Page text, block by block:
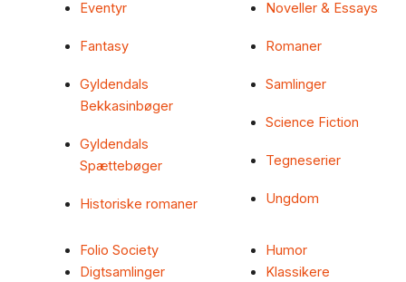
Eventyr
Fantasy
Gyldendals
Bekkasinbøger
Gyldendals
Spættebøger
Historiske romaner
Noveller & Essays
Romaner
Samlinger
Science Fiction
Tegneserier
Ungdom
Folio Society
Digtsamlinger
Humor
Klassikere